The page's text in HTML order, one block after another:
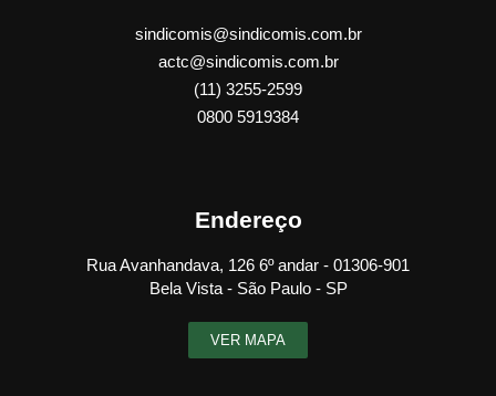
sindicomis@sindicomis.com.br
actc@sindicomis.com.br
(11) 3255-2599
0800 5919384
Endereço
Rua Avanhandava, 126 6º andar - 01306-901
Bela Vista - São Paulo - SP
VER MAPA